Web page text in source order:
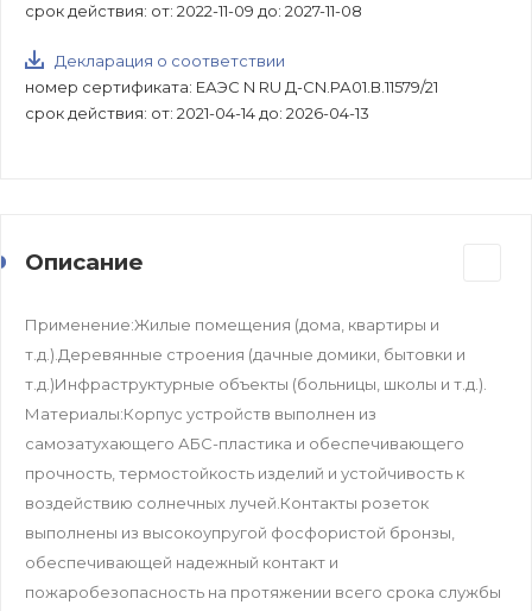
срок действия: от: 2022-11-09 до: 2027-11-08
Декларация о соответствии
номер сертификата: ЕАЭС N RU Д-CN.РА01.В.11579/21
срок действия: от: 2021-04-14 до: 2026-04-13
Описание
Применение:Жилые помещения (дома, квартиры и
т.д.).Деревянные строения (дачные домики, бытовки и
т.д.)Инфраструктурные объекты (больницы, школы и т.д.).
Материалы:Корпус устройств выполнен из
самозатухающего АБС-пластика и обеспечивающего
прочность, термостойкость изделий и устойчивость к
воздействию солнечных лучей.Контакты розеток
выполнены из высокоупругой фосфористой бронзы,
обеспечивающей надежный контакт и
пожаробезопасность на протяжении всего срока службы